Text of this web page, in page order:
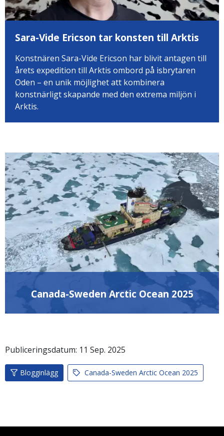
Sara-Vide Ericson tar konsten till Arktis
Konstnären Sara-Vide Ericson har blivit antagen till
årets expedition till Arktis ombord på isbrytaren
Oden – en unik möjlighet att kombinera
konstnärligt skapande med den extrema miljön i
Arktis.
Canada-Sweden Arctic Ocean 2025
Publiceringsdatum: 11 Sep. 2025
Blogginlägg Canada-Sweden Arctic Ocean 2025